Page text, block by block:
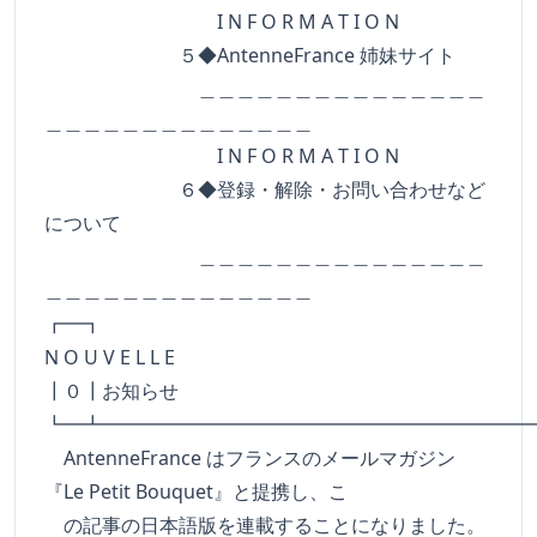
I N F O R M A T I O N
５◆AntenneFrance 姉妹サイト
I N F O R M A T I O N
６◆登録・解除・お問い合わせなど
について
N O U V E L L E
┃０┃お知らせ
AntenneFrance はフランスのメールマガジン
『Le Petit Bouquet』と提携し、こ
の記事の日本語版を連載することになりました。